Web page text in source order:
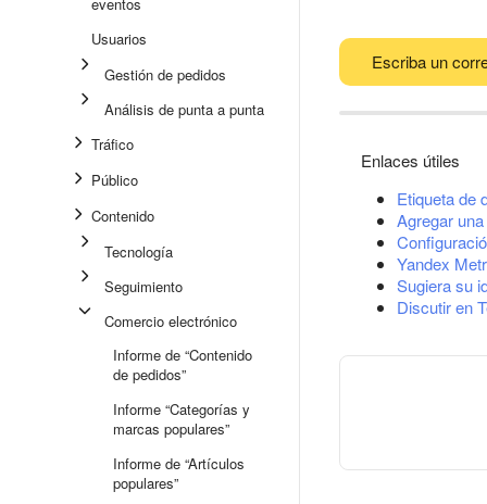
Usuarios
Gestión de pedidos
Análisis de punta a punta
Tráfico
Público
Contenido
Tecnología
Seguimiento
Comercio electrónico
Informe de “Contenido
de pedidos”
Informe “Categorías y
marcas populares”
Informe de “Artículos
populares”
Escriba un
Enlaces útiles
Etiqueta de
Agregar
Yandex
Sugiera su
Discutir en